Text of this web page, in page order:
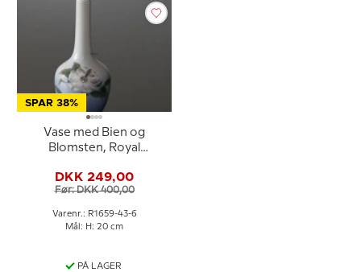
SPAR 38%
Vase med Bien og
Blomsten, Royal
43-6 eller 1569-43B
DKK 249,00
Før: DKK 400,00
Varenr.: R1659-43-6
Mål: H: 20 cm
PÅ LAGER